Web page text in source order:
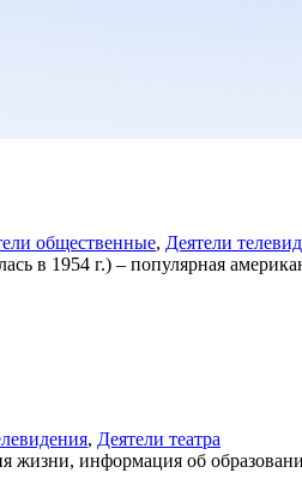
общественные, Деятели
в 1954 г.) – популярная
, Деятели театра
информация об